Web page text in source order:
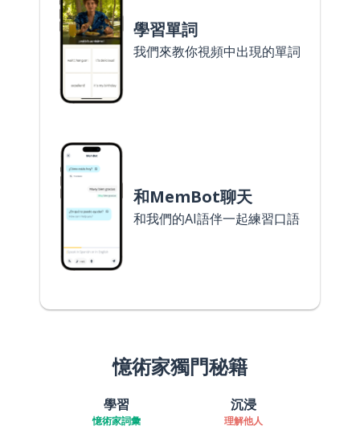
學習單詞
我們來教你視頻中出現的單詞
和MemBot聊天
和我們的AI語伴一起練習口語
憶術家獨門秘籍
學習
憶術家詞彙
沉浸
理解他人